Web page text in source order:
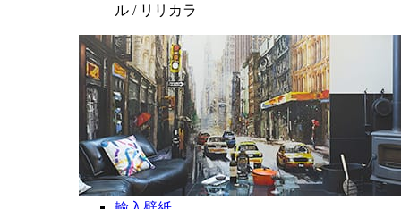
ル / リリカラ